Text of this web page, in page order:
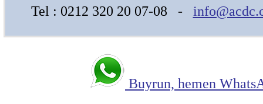
Tel : 0212 320 20 07-08 -
Buyrun, hemen